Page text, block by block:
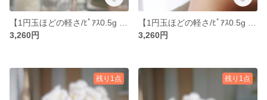
3,260円
3,260円
残り1点 残り1点